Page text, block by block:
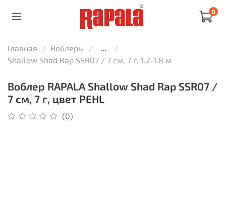
0
Главная Воблеры
...
Shallow Shad Rap SSR07 / 7 см, 7 г, 1.2-1.8 м
Воблер RAPALA Shallow Shad Rap SSR07 /
7 см, 7 г, цвет PEHL
(0)